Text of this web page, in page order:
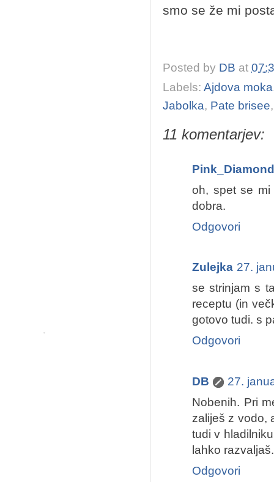
smo se že mi
Posted by DB at
Labels: Ajdova moka
Jabolka, Pate brisee
11 komentarjev:
Pink_Diamond
oh, spet se mi
dobra.
Odgovori
Zulejka 27.
se strinjam s
receptu (in
gotovo tudi. s
Odgovori
DB
27.
Nobenih. Pri
zaliješ z vodo,
tudi v
lahko razvaljaš.
Odgovori